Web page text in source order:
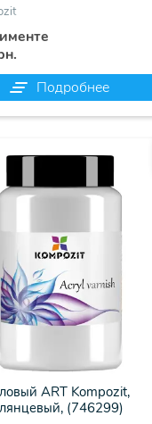
Подробнее
ART Kompozit,
(746299)